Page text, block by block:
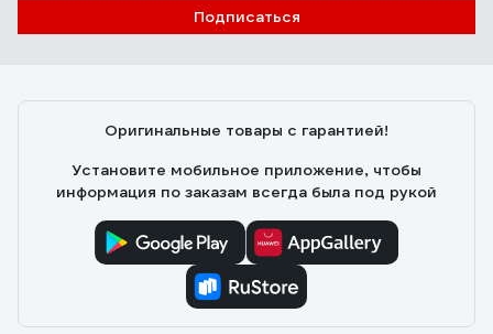
Подписаться
Оригинальные товары с гарантией!
Установите мобильное приложение, чтобы
информация по заказам всегда была под рукой